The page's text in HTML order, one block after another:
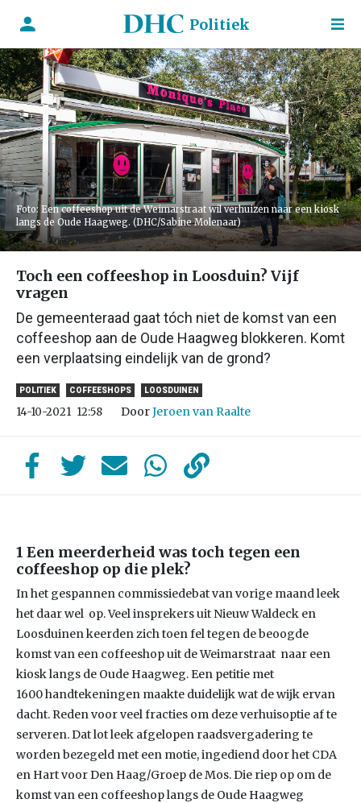
Politiek
Foto: Een coffeeshop uit de Weimarstraat wil verhuizen naar een kiosk
langs de Oude Haagweg. (DHC/Sabine Molenaar)
Toch een coffeeshop in Loosduin? Vijf
vragen
De gemeenteraad gaat tóch niet de komst van een
coffeeshop aan de Oude Haagweg blokkeren. Komt
een verplaatsing eindelijk van de grond?
POLITIEK COFFEESHOPS LOOSDUINEN
14-10-2021 12:58 DoorJeroen van Raalte
1 Een meerderheid was toch tegen een
coffeeshop op die plek?
In het gespannen commissiedebat van vorige maand leek
het daar wel op. Veel insprekers uit Nieuw Waldeck en
Loosduinen keerden zich toen fel tegen de beoogde
komst van een coffeeshop uit de Weimarstraat naar een
kiosk langs de Oude Haagweg. Een petitie met
1600 handtekeningen maakte duidelijk wat de wijk ervan
dacht. Reden voor veel fracties om deze verhuisoptie af te
serveren. Dat lot leek afgelopen raadsvergadering te
worden bezegeld met een motie, ingediend door het CDA
en Hart voor Den Haag/Groep de Mos. Die riep op om de
komst van een coffeeshop langs de Oude Haagweg